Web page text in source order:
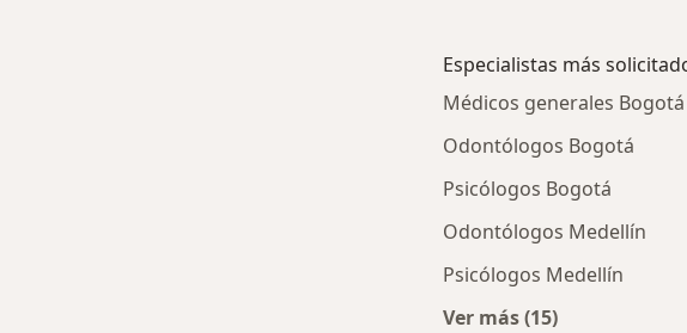
Especialistas más
Médicos generales Bogotá
Odontólogos Bogotá
Psicólogos Bogotá
Odontólogos Medellín
Psicólogos Medellín
Ver más (15)